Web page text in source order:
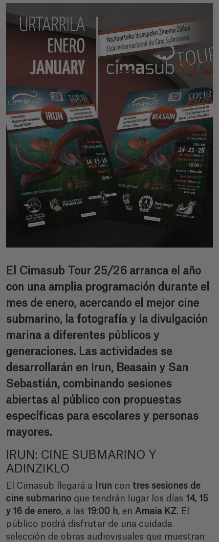
El Cimasub Tour 25/26 arranca el año
con una amplia programación durante el
mes de enero, acercando el mejor cine
submarino, la fotografía y la divulgación
marina a diferentes públicos y
generaciones. Las actividades se
desarrollarán en Irun, Beasain y San
Sebastián, combinando sesiones
abiertas al público con propuestas
específicas para escolares y personas
mayores.
IRUN: CINE SUBMARINO Y
ADINZIKLO
El Cimasub llegará a Irun con tres sesiones de
cine submarino que tendrán lugar los días 14, 15
y 16 de enero, a las 19:00 h, en Amaia KZ. El
público podrá disfrutar de una cuidada
selección de obras audiovisuales que muestran